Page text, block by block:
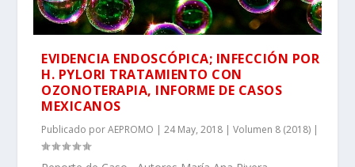
EVIDENCIA ENDOSCÓPICA; INFECCIÓN POR
H. PYLORI TRATAMIENTO CON
OZONOTERAPIA, INFORME DE CASOS
MEXICANOS
Publicado porAEPROMO |24 May, 2018 |Volumen 8 (2018) |